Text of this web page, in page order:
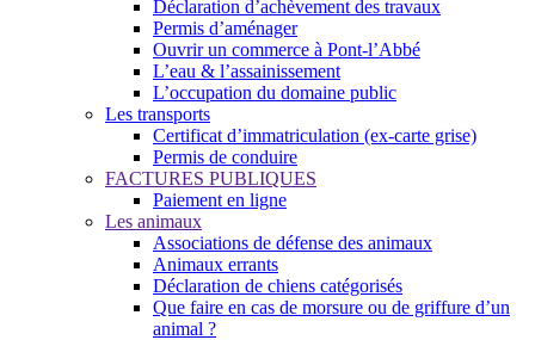
Déclaration d’achèvement des travaux
Permis d’aménager
Ouvrir un commerce à Pont-l’Abbé
L’eau & l’assainissement
L’occupation du domaine public
Les transports
Certificat d’immatriculation (ex-carte grise)
Permis de conduire
FACTURES PUBLIQUES
Paiement en ligne
Les animaux
Associations de défense des animaux
Animaux errants
Déclaration de chiens catégorisés
Que faire en cas de morsure ou de griffure d’un
animal ?